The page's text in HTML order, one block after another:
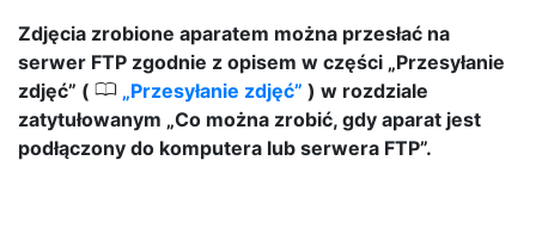
Zdjęcia zrobione aparatem można przesłać na
serwer FTP zgodnie z opisem w części „Przesyłanie
zdjęć” ( 0 Przesyłanie zdjęć ) w rozdziale
zatytułowanym „Co można zrobić, gdy aparat jest
podłączony do komputera lub serwera FTP”.